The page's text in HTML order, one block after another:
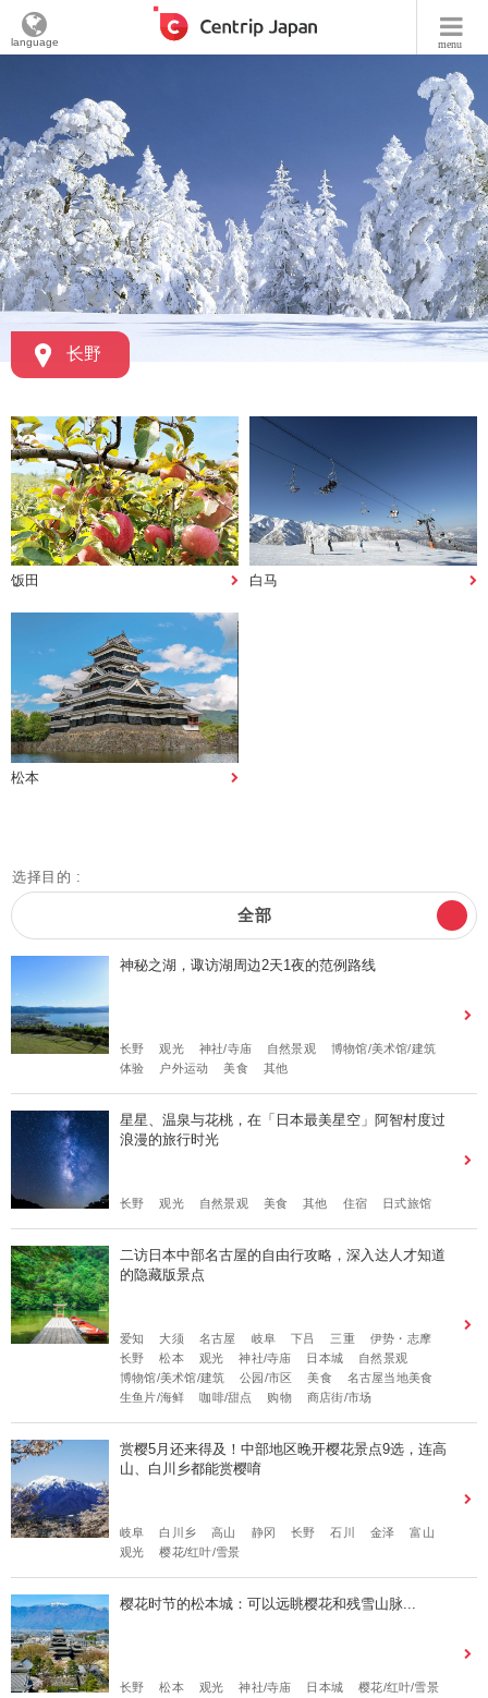
menu
language
长野
饭田 白马
松本
选择目的 :
全部
神秘之湖，诹访湖周边2天1夜的范例路线
长野 观光 神社/寺庙 自然景观
博物馆/美术馆/建筑
体验
户外运动 美食 其他
星星、温泉与花桃，在「日本最美星空」阿智村度过
浪漫的旅行时光
长野 观光 自然景观 美食 其他 住宿 日式旅馆
二访日本中部名古屋的自由行攻略，深入达人才知道
的隐藏版景点
爱知 大须 名古屋 岐阜 下吕 三重
伊势・志摩
长野
松本 观光 神社/寺庙 日本城
自然景观
博物馆/美术馆/建筑
公园/市区 美食
名古屋当地美食
生鱼片/海鲜
咖啡/甜点 购物 商店街/市场
赏樱5月还来得及！中部地区晚开樱花景点9选，连高
山、白川乡都能赏樱唷
岐阜 白川乡 高山 静冈 长野 石川 金泽
富山
观光
樱花/红叶/雪景
樱花时节的松本城：可以远眺樱花和残雪山脉...
长野 松本 观光 神社/寺庙 日本城
樱花/红叶/雪景